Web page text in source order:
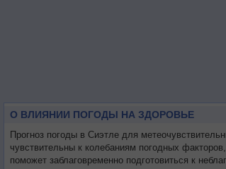
О ВЛИЯНИИ ПОГОДЫ НА ЗДОРОВЬЕ
Прогноз погоды в Сиэтле для
чувствительны к колебаниям погодных
поможет заблаговременно подготовиться к